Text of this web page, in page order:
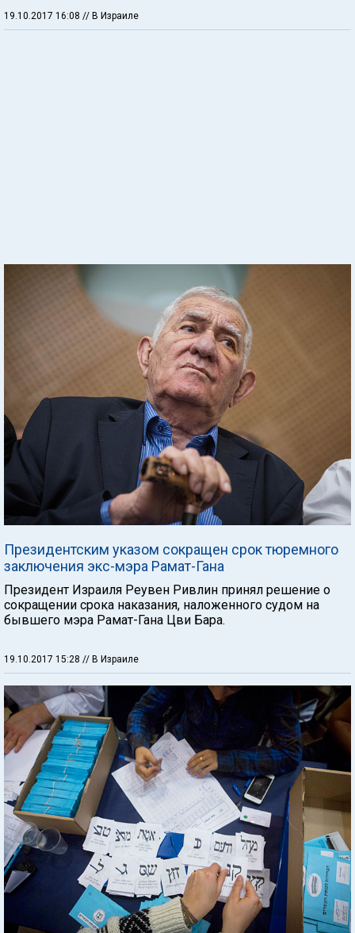
19.10.2017 16:08 // В Израиле
Президентским указом сокращен срок тюремного
заключения экс-мэра Рамат-Гана
Президент Израиля Реувен Ривлин принял решение о
сокращении срока наказания, наложенного судом на
бывшего мэра Рамат-Гана Цви Бара.
19.10.2017 15:28 // В Израиле